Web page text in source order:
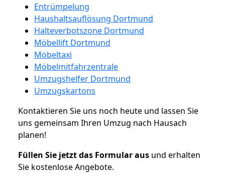
Entrümpelung
Haushaltsauflösung Dortmund
Halteverbotszone Dortmund
Möbellift Dortmund
Möbeltaxi
Möbelmitfahrzentrale
Umzugshelfer Dortmund
Umzugskartons
Kontaktieren Sie uns noch heute und lassen Sie
uns gemeinsam Ihren Umzug nach Hausach
planen!
Füllen Sie jetzt das Formular aus und erhalten
Sie kostenlose Angebote.